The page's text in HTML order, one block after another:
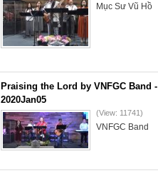
Mục Sư Vũ Hồ
Praising the Lord by VNFGC Band -
2020Jan05
(View: 11741)
VNFGC Band